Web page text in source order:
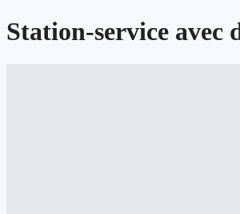
Station-service avec